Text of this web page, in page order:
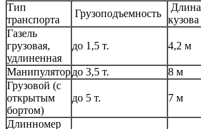
Тип
транспорта
Грузоподъемность
Длина
кузова
Газель
грузовая,
удлиненная
до 1,5 т. 4,2 м
Манипулятордо 3,5 т. 8 м
Грузовой (с
открытым
бортом)
до 5 т. 7 м
Длинномер